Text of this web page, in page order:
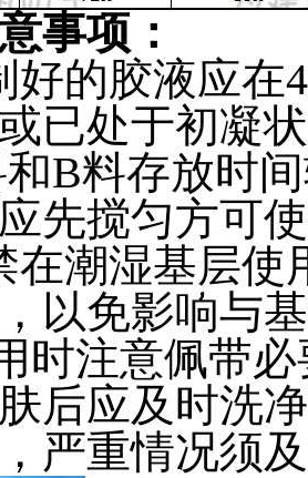
事项：
好的胶液应在
已处于初凝
B料存放时
先搅匀方可
在潮湿基层使
以免影响与
时注意佩带
后应及时洗
严重情况须